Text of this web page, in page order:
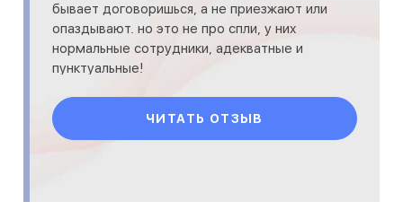
бывает договоришься, а не приезжают или
опаздывают. но это не про спли, у них
нормальные сотрудники, адекватные и
пунктуальные!
ЧИТАТЬ ОТЗЫВ